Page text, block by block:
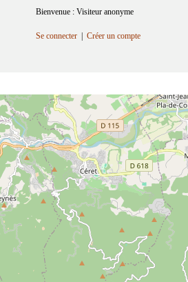
Bienvenue : Visiteur anonyme
Se connecter Créer un compte